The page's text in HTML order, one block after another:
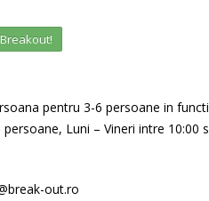
pentru 3-6 persoane in
Luni – Vineri intre 10:00
out.ro